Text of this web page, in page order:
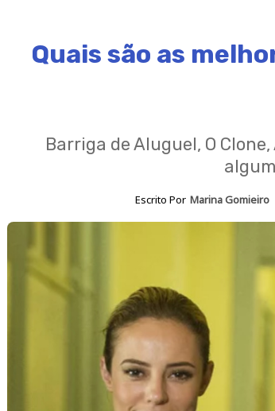
Quais são as
Barriga de Aluguel, O
Escrito Por Marina Gomieiro